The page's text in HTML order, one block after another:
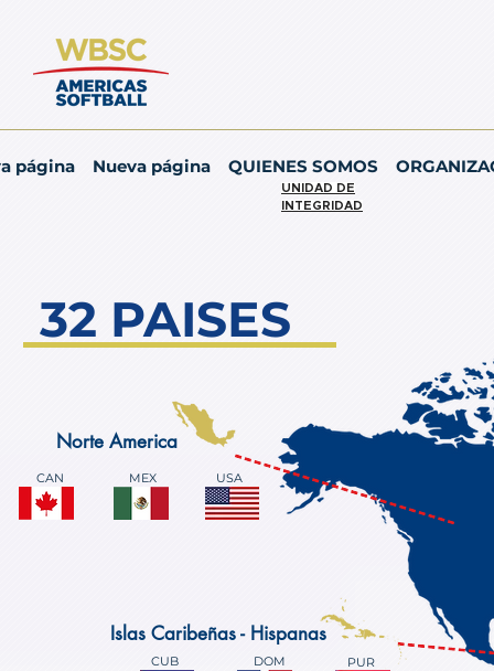
página Nueva página QUIENES SOMOS
UNIDAD DE
INTEGRIDAD
CUB
Norte America
Islas Caribeñas - Hispanas
PUR
DOM
32 PAISES
CAN MEX USA